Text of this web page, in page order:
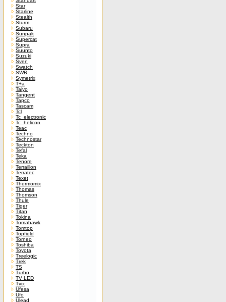
Star
Starline
Stealth
Sturm
Subaru
Sunpak
Supercat
Supra
Suunto
Suzuki
Sven
Swatch
SWR
Symetrix
T+a
Taiyo
Tangent
Tapco
Tascam
Tcl
Tc_electronic
Tc_helicon
Teac
Techno
Technostar
Teckton
Tefal
Teka
Tenore
Terraillon
Terratec
Texet
Thermomix
Thomas
Thomson
Thule
Tiger
Titan
Tokina
Tomahawk
Tomtop
Topfield
Torneo
Toshiba
Toyota
Treelogic
Trek
TS
Turbo
TV LED
Tvix
Ufesa
Ufo
Ulead